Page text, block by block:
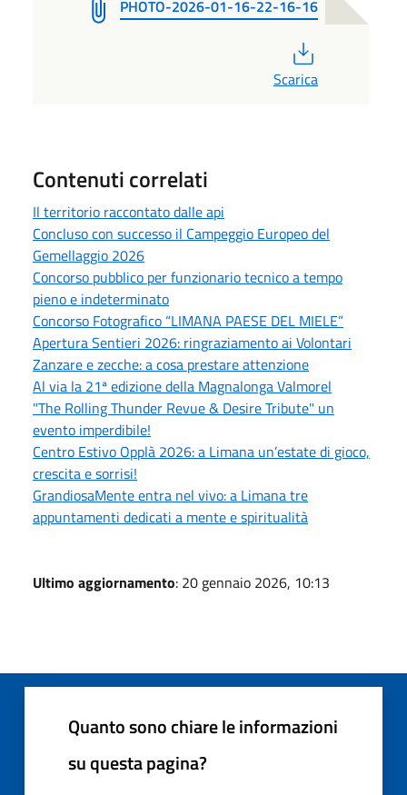
PHOTO-2026-01-16-22-16-16
Scarica
Contenuti correlati
Il territorio raccontato dalle api
Concluso con successo il Campeggio Europeo del
Gemellaggio 2026
Concorso pubblico per funzionario tecnico a tempo
pieno e indeterminato
Concorso Fotografico “LIMANA PAESE DEL MIELE”
Apertura Sentieri 2026: ringraziamento ai Volontari
Zanzare e zecche: a cosa prestare attenzione
Al via la 21ª edizione della Magnalonga Valmorel
"The Rolling Thunder Revue & Desire Tribute" un
evento imperdibile!
Centro Estivo Opplà 2026: a Limana un’estate di gioco,
crescita e sorrisi!
GrandiosaMente entra nel vivo: a Limana tre
appuntamenti dedicati a mente e spiritualità
Ultimo aggiornamento: 20 gennaio 2026, 10:13
Quanto sono chiare le informazioni
su questa pagina?